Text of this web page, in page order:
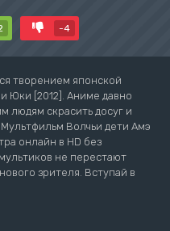
-4
творением японской
Юки [2012]. Аниме давно
людям скрасить досуг и
Волчьи дети Амэ
онлайн в HD без
не перестают
зрителя. Вступай в